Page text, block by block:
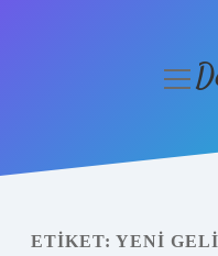
Yasal Uyarı
ETIKET: YENI